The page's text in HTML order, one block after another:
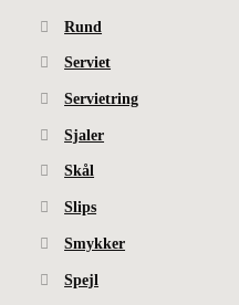
Rund
Serviet
Servietring
Sjaler
Skål
Slips
Smykker
Spejl